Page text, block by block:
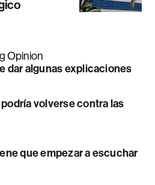
Opinion
dar algunas explicaciones
volverse contra las
que empezar a escuchar